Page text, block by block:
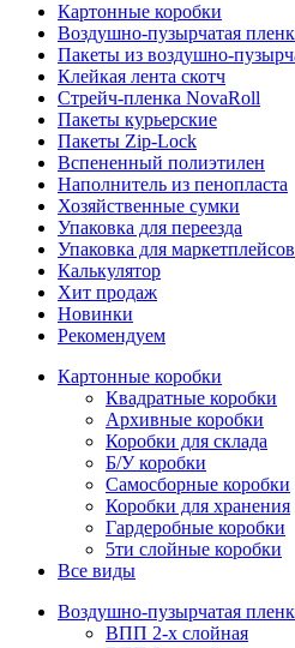
Картонные коробки
Воздушно-пузырчатая
Пакеты из воздушно-
Клейкая лента скотч
Стрейч-пленка NovaRoll
Пакеты курьерские
Пакеты Zip-Lock
Вспененный полиэтилен
Наполнитель из пенопласта
Хозяйственные сумки
Упаковка для переезда
Упаковка для маркетплейсов
Калькулятор
Хит продаж
Новинки
Рекомендуем
Картонные коробки
Квадратные коробки
Архивные коробки
Коробки для склада
Б/У коробки
Самосборные коробки
Коробки для хранения
Гардеробные коробки
5ти слойные коробки
Все виды
Воздушно-пузырчатая
ВПП 2-х слойная